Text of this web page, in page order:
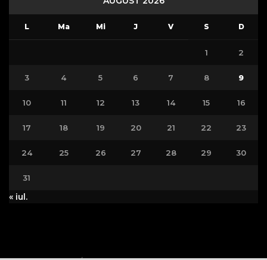
L Ma Mi J V S D
1 2
3 4 5 6 7 8 9
10 11 12 13 14 15 16
17 18 19 20 21 22 23
24 25 26 27 28 29 30
31
« iul.